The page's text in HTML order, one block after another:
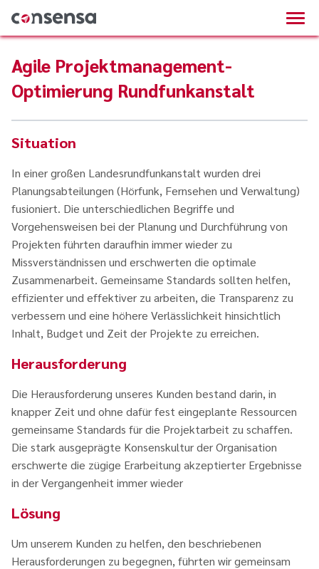
Agile Projektmanagement-
Optimierung Rundfunkanstalt
Situation
In einer großen Landesrundfunkanstalt wurden drei
Planungsabteilungen (Hörfunk, Fernsehen und Verwaltung)
fusioniert. Die unterschiedlichen Begriffe und
Vorgehensweisen bei der Planung und Durchführung von
Projekten führten daraufhin immer wieder zu
Missverständnissen und erschwerten die optimale
Zusammenarbeit. Gemeinsame Standards sollten helfen,
effizienter und effektiver zu arbeiten, die Transparenz zu
verbessern und eine höhere Verlässlichkeit hinsichtlich
Inhalt, Budget und Zeit der Projekte zu erreichen.
Herausforderung
Die Herausforderung unseres Kunden bestand darin, in
knapper Zeit und ohne dafür fest eingeplante Ressourcen
gemeinsame Standards für die Projektarbeit zu schaffen.
Die stark ausgeprägte Konsenskultur der Organisation
erschwerte die zügige Erarbeitung akzeptierter Ergebnisse
in der Vergangenheit immer wieder
Lösung
Um unserem Kunden zu helfen, den beschriebenen
Herausforderungen zu begegnen, führten wir gemeinsam